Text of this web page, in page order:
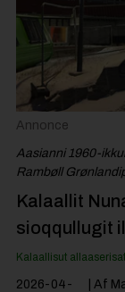
Anlæg
Til
Partnere
Jobportal
Annonce
Aasianni 1960-
Rambøll
Kalaallit
sioqqullugit
Kalaallisut allaaserisat
2026-04-
| Af